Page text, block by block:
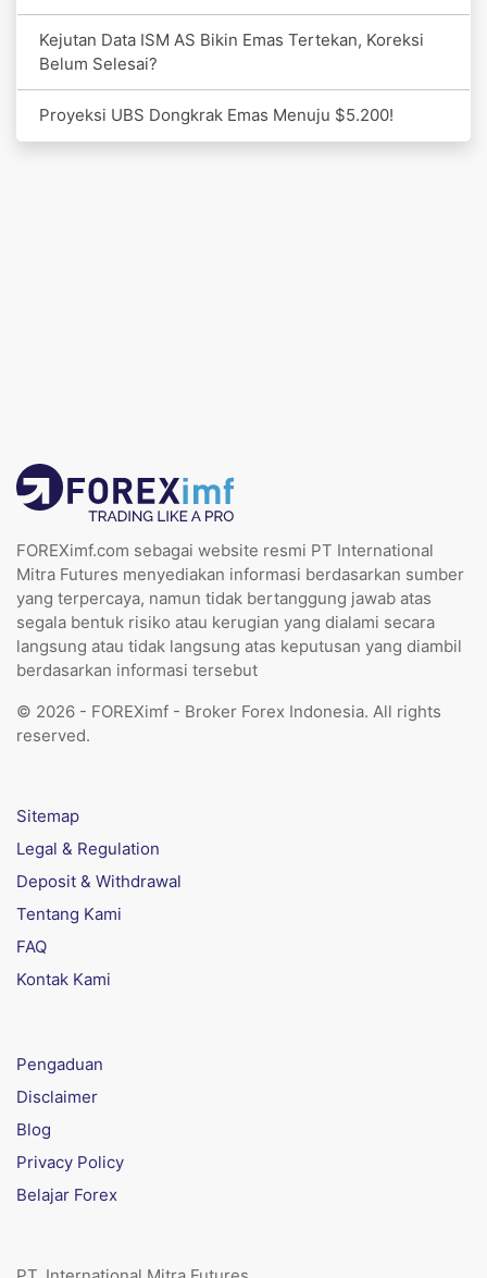
Kejutan Data ISM AS Bikin Emas Tertekan, Koreksi
Belum Selesai?
Proyeksi UBS Dongkrak Emas Menuju $5.200!
FOREXimf.com sebagai website resmi PT International
Mitra Futures menyediakan informasi berdasarkan sumber
yang terpercaya, namun tidak bertanggung jawab atas
segala bentuk risiko atau kerugian yang dialami secara
langsung atau tidak langsung atas keputusan yang diambil
berdasarkan informasi tersebut
© 2026 - FOREXimf - Broker Forex Indonesia. All rights
reserved.
Sitemap
Legal & Regulation
Deposit & Withdrawal
Tentang Kami
FAQ
Kontak Kami
Pengaduan
Disclaimer
Blog
Privacy Policy
Belajar Forex